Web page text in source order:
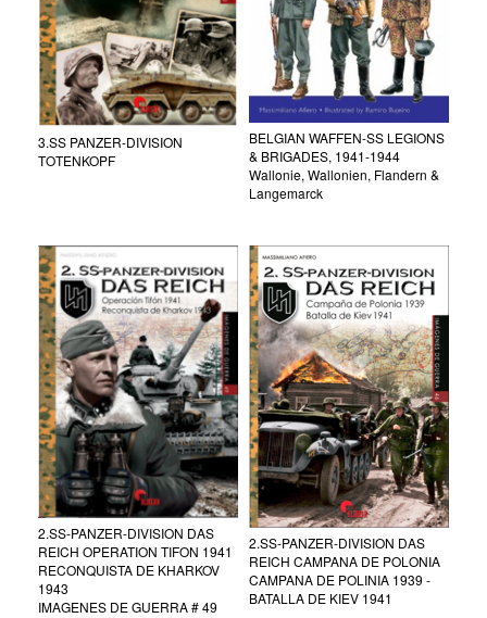
3.SS PANZER-DIVISION
TOTENKOPF
BELGIAN WAFFEN-SS LEGIONS
& BRIGADES, 1941-1944
Wallonie, Wallonien, Flandern &
Langemarck
2.SS-PANZER-DIVISION DAS
REICH OPERATION TIFON 1941
RECONQUISTA DE KHARKOV
1943
IMAGENES DE GUERRA # 49
2.SS-PANZER-DIVISION DAS
REICH CAMPANA DE POLONIA
CAMPANA DE POLINIA 1939 -
BATALLA DE KIEV 1941